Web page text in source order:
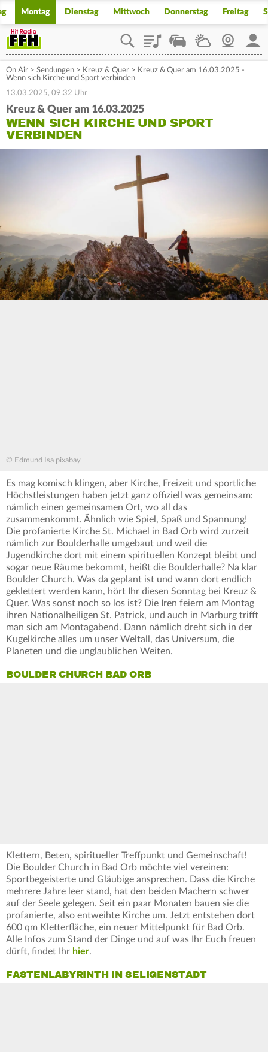
Montag Dienstag Mittwoch Donnerstag Freitag
PlaylistStaupilotWetterWebcam
On Air > Sendungen > Kreuz & Quer > Kreuz & Quer am 16.03.2025 -
Wenn sich Kirche und Sport verbinden
13.03.2025, 09:32 Uhr
Kreuz & Quer am 16.03.2025
WENN SICH KIRCHE UND SPORT
VERBINDEN
© Edmund Isa pixabay
Es mag komisch klingen, aber Kirche, Freizeit und sportliche
Höchstleistungen haben jetzt ganz offiziell was gemeinsam:
nämlich einen gemeinsamen Ort, wo all das
zusammenkommt. Ähnlich wie Spiel, Spaß und Spannung!
Die profanierte Kirche St. Michael in Bad Orb wird zurzeit
nämlich zur Boulderhalle umgebaut und weil die
Jugendkirche dort mit einem spirituellen Konzept bleibt und
sogar neue Räume bekommt, heißt die Boulderhalle? Na klar
Boulder Church. Was da geplant ist und wann dort endlich
geklettert werden kann, hört Ihr diesen Sonntag bei Kreuz &
Quer. Was sonst noch so los ist? Die Iren feiern am Montag
ihren Nationalheiligen St. Patrick, und auch in Marburg trifft
man sich am Montagabend. Dann nämlich dreht sich in der
Kugelkirche alles um unser Weltall, das Universum, die
Planeten und die unglaublichen Weiten.
BOULDER CHURCH BAD ORB
Klettern, Beten, spiritueller Treffpunkt und Gemeinschaft!
Die Boulder Church in Bad Orb möchte viel vereinen:
Sportbegeisterte und Gläubige ansprechen. Dass die Kirche
mehrere Jahre leer stand, hat den beiden Machern schwer
auf der Seele gelegen. Seit ein paar Monaten bauen sie die
profanierte, also entweihte Kirche um. Jetzt entstehen dort
600 qm Kletterfläche, ein neuer Mittelpunkt für Bad Orb.
Alle Infos zum Stand der Dinge und auf was Ihr Euch freuen
dürft, findet Ihr hier.
FASTENLABYRINTH IN SELIGENSTADT